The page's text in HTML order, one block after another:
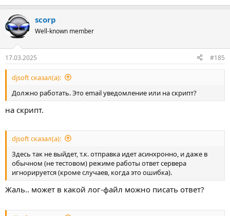
scorp
Well-known member
17.03.2025 #185
djsoft сказал(а):
Должно работать. Это email уведомление или на скрипт?
на скрипт.
djsoft сказал(а):
Здесь так не выйдет, т.к. отправка идет асинхронно, и даже в
обычном (не тестовом) режиме работы ответ сервера
игнорируется (кроме случаев, когда это ошибка).
Жаль.. может в какой лог-файл можно писать ответ?